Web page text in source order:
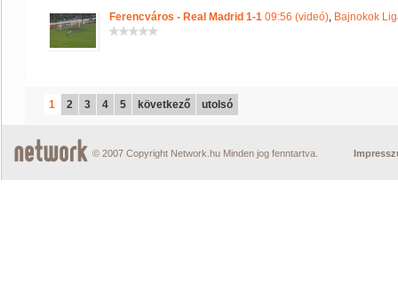
Ferencváros - Real Madrid 1-1 09:56 (videó), Bajnokok
1 2 3 4 5 következő utolsó
© 2007 Copyright Network.hu Minden jog fenntartva.